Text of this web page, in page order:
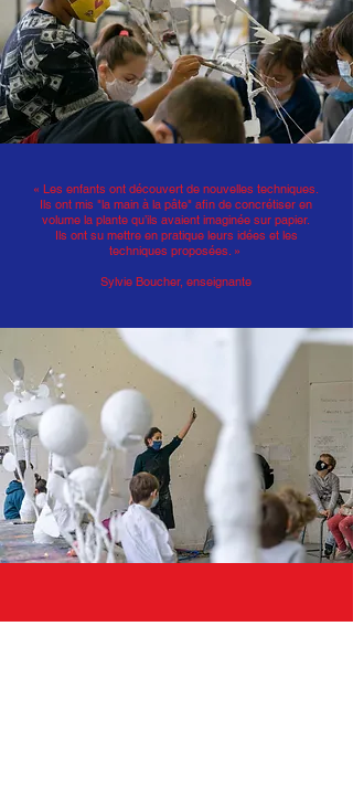
« Les enfants ont découvert de nouvelles techniques.
Ils ont mis "la main à la pâte" afin de concrétiser en
volume la plante qu’ils avaient imaginée sur papier.
Ils ont su mettre en pratique leurs idées et les
techniques proposées. »
Sylvie Boucher, enseignante